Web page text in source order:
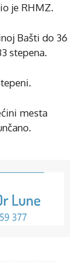
je RHMZ.
Bašti do 36
stepena.
mesta